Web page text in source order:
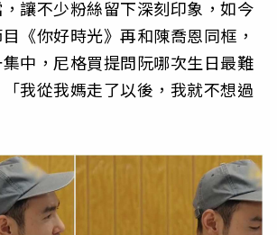
讓不少粉絲留下深刻印象，如今
《你好時光》再和陳喬恩同框，
中，尼格買提問阮哪次生日最難
我從我媽走了以後，我就不想過